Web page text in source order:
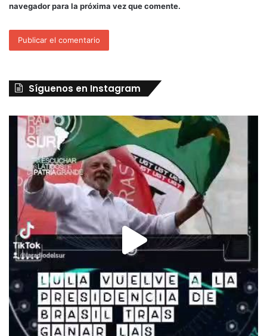
navegador para la próxima vez que comente.
Síguenos en Instagram